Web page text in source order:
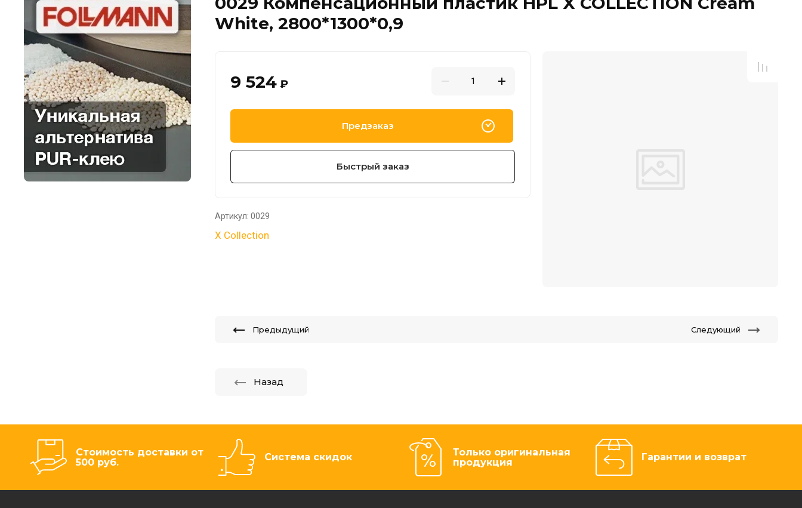
White, 2800*1300*0,9
9 524 ₽
Предзаказ
Быстрый заказ
Артикул: 0029
X Collection
Предыдущий Следующий
Назад
Стоимость доставки от
500 руб.
Система скидок
Только оригинальная
продукция
Гарантии и возврат